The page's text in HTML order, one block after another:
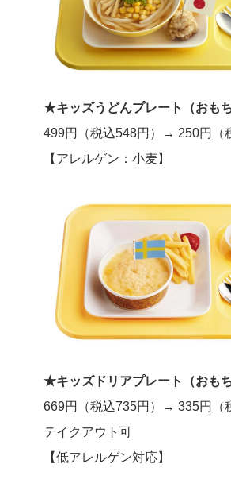
★キッズうどんプレート（おもち
499円（税込548円）→ 250円（
【アレルゲン：小麦】
★キッズドリアプレート（おもち
669円（税込735円）→ 335円（
テイクアウト可
【低アレルゲン対応】